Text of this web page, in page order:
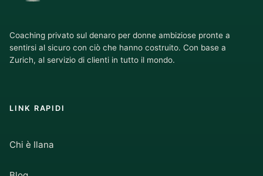
Coaching privato sul denaro per donne ambiziose pronte a
sentirsi al sicuro con ciò che hanno costruito. Con base a
Zurich, al servizio di clienti in tutto il mondo.
LINK RAPIDI
Chi è Ilana